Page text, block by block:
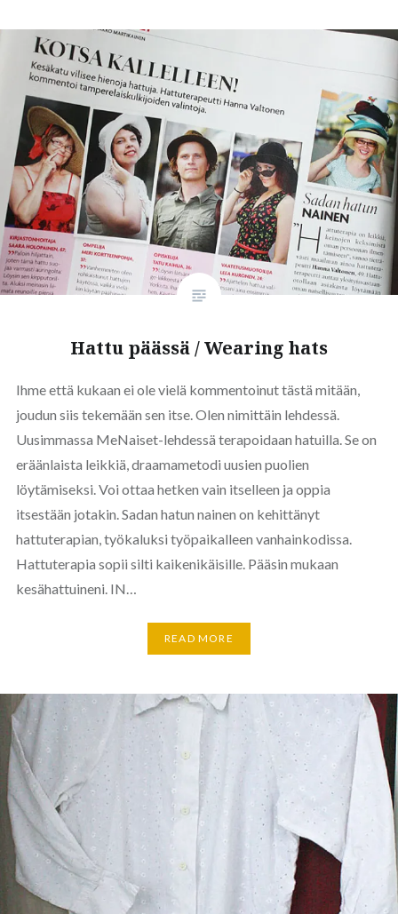
Hattu päässä / Wearing hats
Ihme että kukaan ei ole vielä kommentoinut tästä mitään,
joudun siis tekemään sen itse. Olen nimittäin lehdessä.
Uusimmassa MeNaiset-lehdessä terapoidaan hatuilla. Se on
eräänlaista leikkiä, draamametodi uusien puolien
löytämiseksi. Voi ottaa hetken vain itselleen ja oppia
itsestään jotakin. Sadan hatun nainen on kehittänyt
hattuterapian, työkaluksi työpaikalleen vanhainkodissa.
Hattuterapia sopii silti kaikenikäisille. Pääsin mukaan
kesähattuineni. IN…
READ MORE